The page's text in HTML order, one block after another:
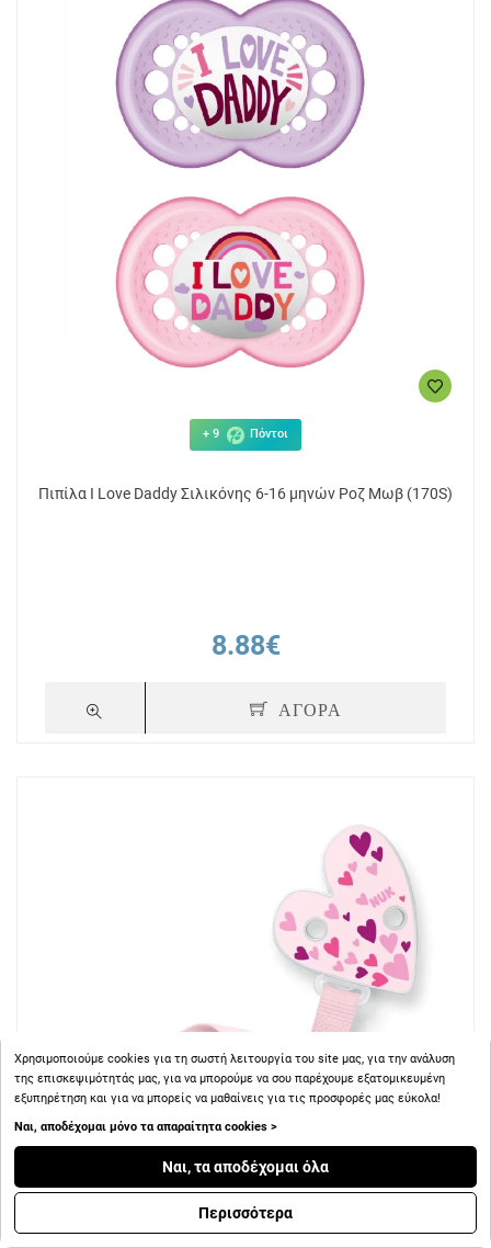
+ 9 Πόντοι
Πιπίλα Ι Love Daddy Σιλικόνης 6-16 μηνών Ροζ Μωβ (170S)
8.88€
ΑΓΟΡΑ
Χρησιμοποιούμε cookies για τη σωστή λειτουργία του site μας, για την ανάλυση
της επισκεψιμότητάς μας, για να μπορούμε να σου παρέχουμε εξατομικευμένη
εξυπηρέτηση και για να μπορείς να μαθαίνεις για τις προσφορές μας εύκολα!
Ναι, αποδέχομαι μόνο τα απαραίτητα cookies >
Ναι, τα αποδέχομαι όλα
Περισσότερα